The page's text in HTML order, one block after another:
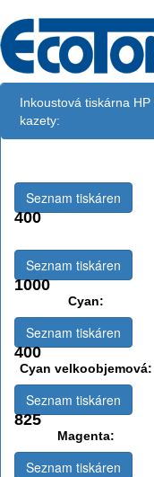
Inkoustová tiskárna HP
kazety:
400
Seznam tiskáren
1000
Seznam tiskáren
Cyan:
400
Seznam tiskáren
Cyan velkoobjemová:
825
Seznam tiskáren
Magenta:
Seznam tiskáren